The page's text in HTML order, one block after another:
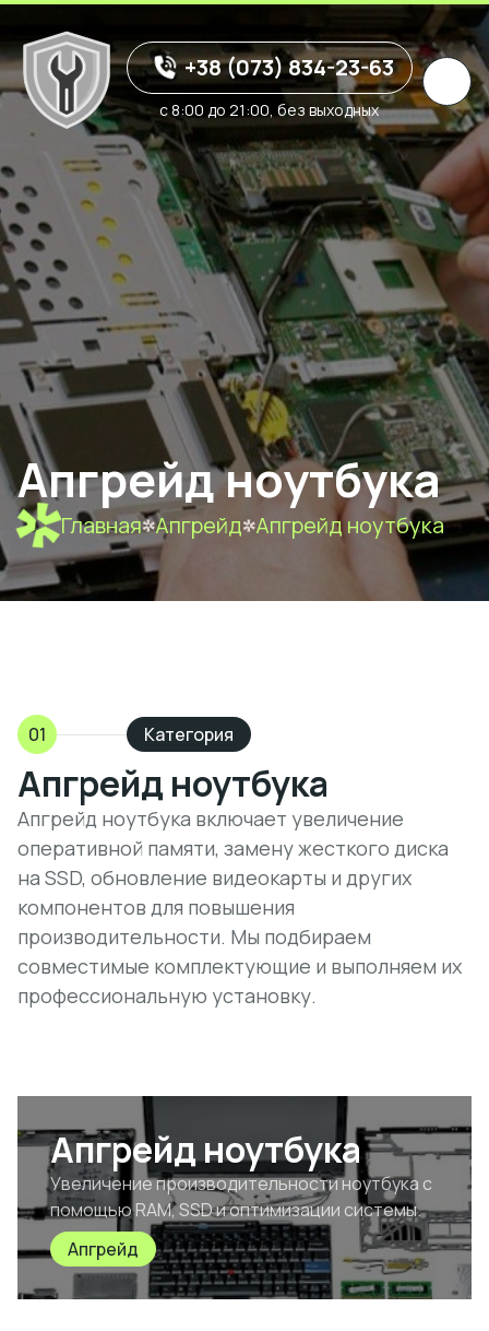
+38 (073) 834-23-63
с 8:00 до 21:00, без выходных
Апгрейд ноутбука
Главная Апгрейд Апгрейд ноутбука
01 Категория
Апгрейд ноутбука
Апгрейд ноутбука включает увеличение
оперативной памяти, замену жесткого диска
на SSD, обновление видеокарты и других
компонентов для повышения
производительности. Мы подбираем
совместимые комплектующие и выполняем их
профессиональную установку.
Апгрейд ноутбука
Увеличение производительности ноутбука с
помощью RAM, SSD и оптимизации системы.
Апгрейд